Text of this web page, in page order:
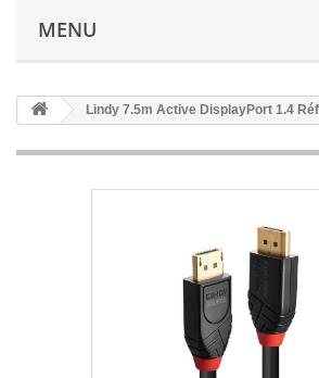
MENU
Lindy 7.5m Active DisplayPort 1.4